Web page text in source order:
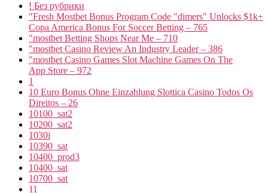
! Без рубрики
"Fresh Mostbet Bonus Program Code "dimers" Unlocks $1k+
Copa America Bonus For Soccer Betting – 765
"mostbet Betting Shops Near Me – 710
"mostbet Casino Review An Industry Leader – 386
"‎mostbet Casino Games Slot Machine Games On The
App Store – 972
1
10 Euro Bonus Ohne Einzahlung Slottica Casino Todos Os
Direitos – 26
10100_sat2
10200_sat2
1030i
10390_sat
10400_prod3
10400_sat
10700_sat
11